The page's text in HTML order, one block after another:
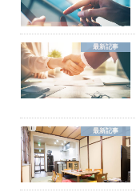
最新記事
最新記事